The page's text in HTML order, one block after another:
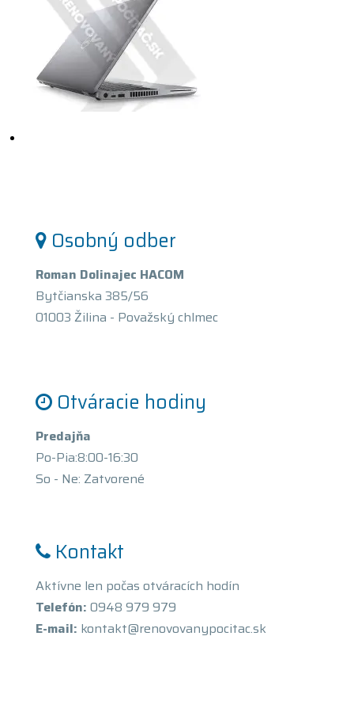
Osobný odber
Roman Dolinajec HACOM
Bytčianska 385/56
01003 Žilina - Považský chlmec
Otváracie hodiny
Predajňa
Po-Pia:8:00-16:30
So - Ne: Zatvorené
Kontakt
Aktívne len počas otváracích hodín
Telefón: 0948 979 979
E-mail: kontakt@renovovanypocitac.sk